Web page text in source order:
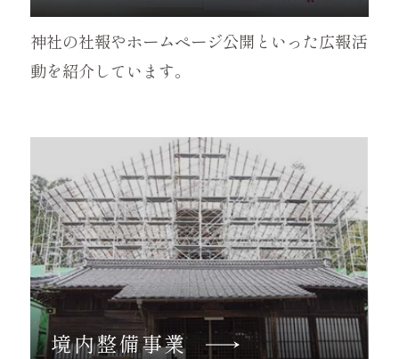
神社の社報やホームページ公開といった広報活
動を紹介しています。
境内整備事業